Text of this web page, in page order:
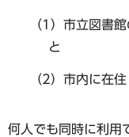
（1）市立図書
と
（2）市内に在
何人でも同時に利用